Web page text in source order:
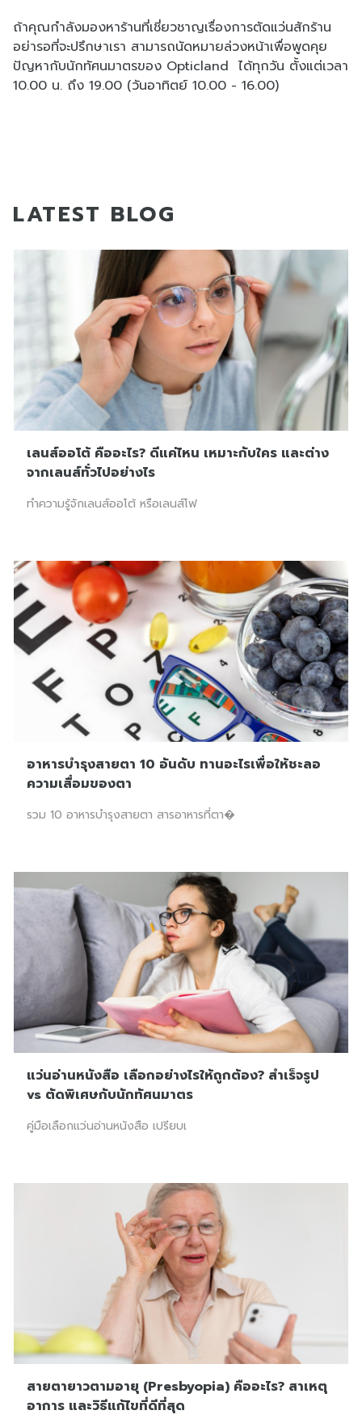
ถ้าคุณกำลังมองหาร้านที่เชี่ยวชาญเรื่องการตัดแว่นสักร้าน
อย่ารอที่จะปรึกษาเรา สามารถนัดหมายล่วงหน้าเพื่อพูดคุย
ปัญหากับนักทัศนมาตรของ Opticland ได้ทุกวัน ตั้งแต่เวลา
10.00 น. ถึง 19.00 (วันอาทิตย์ 10.00 - 16.00)
LATEST BLOG
เลนส์ออโต้ คืออะไร? ดีแค่ไหน เหมาะกับใคร และต่าง
จากเลนส์ทั่วไปอย่างไร
ทำความรู้จักเลนส์ออโต้ หรือเลนส์โฟ
อาหารบำรุงสายตา 10 อันดับ ทานอะไรเพื่อให้ชะลอ
ความเสื่อมของตา
รวม 10 อาหารบำรุงสายตา สารอาหารที่ตา�
แว่นอ่านหนังสือ เลือกอย่างไรให้ถูกต้อง? สำเร็จรูป
vs ตัดพิเศษกับนักทัศนมาตร
คู่มือเลือกแว่นอ่านหนังสือ เปรียบเ
สายตายาวตามอายุ (Presbyopia) คืออะไร? สาเหตุ
อาการ และวิธีแก้ไขที่ดีที่สุด